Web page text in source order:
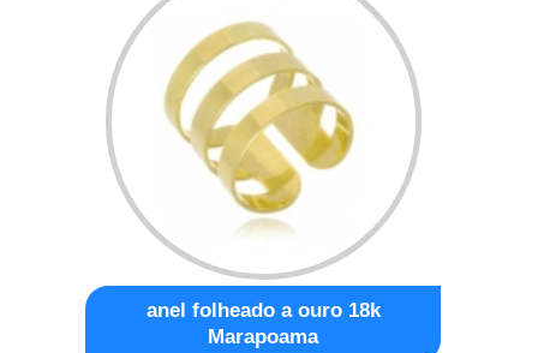
anel folheado a ouro 18k
Marapoama